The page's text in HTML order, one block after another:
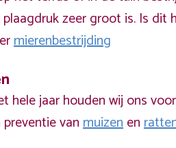
zeer groot is. Is dit
mierenbestrijding
hele jaar houden wij ons
vanmuizenen